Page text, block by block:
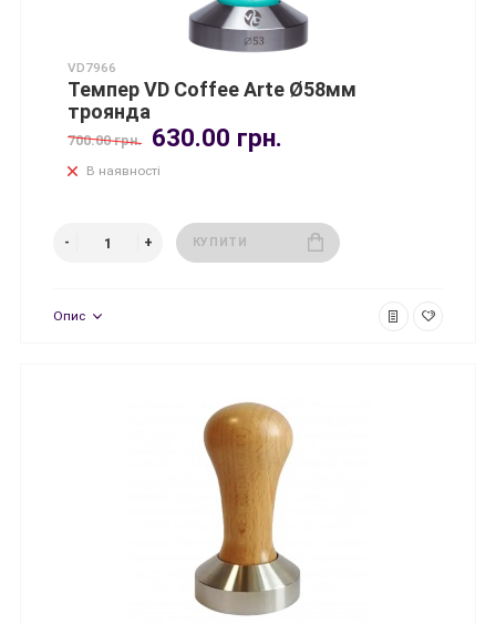
VD7966
Темпер VD Coffee Arte Ø58мм
троянда
700.00 грн. 630.00 грн.
В наявності
КУПИТИ
Опис